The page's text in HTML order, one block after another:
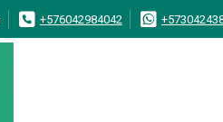
+576042984042